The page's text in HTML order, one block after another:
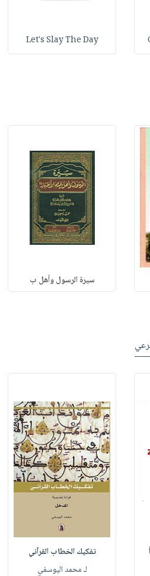
Let's Slay The Day
سيرة الرسول وأهل ب
تفكيك الخطاب القرآني
لـ محمد اليوسفي